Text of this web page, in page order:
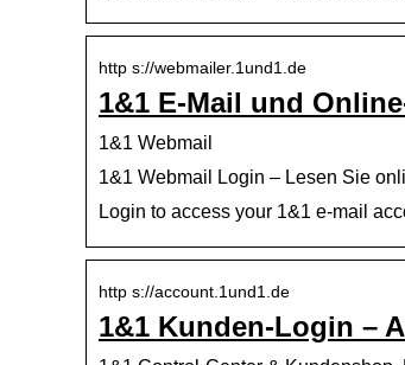
http s://webmailer.1und1.de
1&1 E-Mail und
1&1 Webmail
1&1 Webmail Login – Lesen Sie
Login to access your 1&1 e-mail
http s://account.1und1.de
1&1 Kunden-Login –